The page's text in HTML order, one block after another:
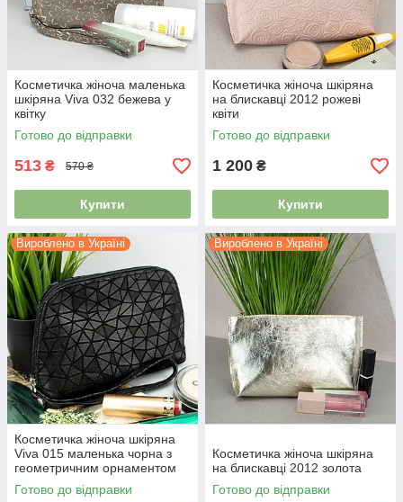
Косметичка жіноча маленька
шкіряна Viva 032 бежева у
квітку
Готово до відправки
513 ₴ 570 ₴
Купити
Косметичка жіноча шкіряна
на блискавці 2012 рожеві
квіти
Готово до відправки
1 200 ₴
Купити
Вироблено в Україні
Косметичка жіноча шкіряна
Viva 015 маленька чорна з
геометричним орнаментом
Готово до відправки
Вироблено в Україні
Косметичка жіноча шкіряна
на блискавці 2012 золота
Готово до відправки